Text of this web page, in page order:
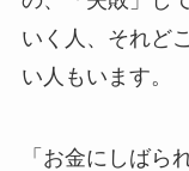
いく人、それど
い人もいます。
「お金にしばら